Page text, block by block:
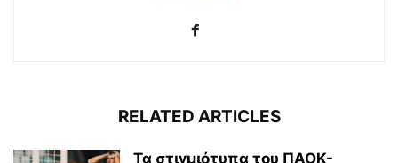
RELATED ARTICLES
Τα στιγμιότυπα του ΠΑΟΚ-